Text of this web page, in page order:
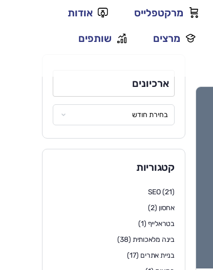
מרקטפלייס אודות
מרצים שותפים
ארכיונים
קטגוריות
SEO(21)
אחסון (2)
בטראלייף (1)
בינה מלאכותית (38)
בניית אתרים (17)